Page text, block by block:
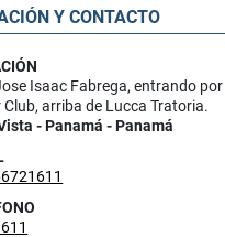
Y CONTACTO
Isaac Fabrega, entrando por
Club, arriba de Lucca Tratoria.
- Panamá - Panamá